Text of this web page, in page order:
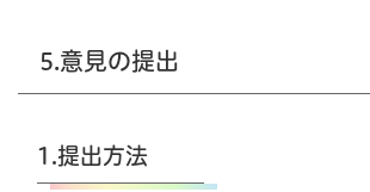
5.意見の提出
1.提出方法